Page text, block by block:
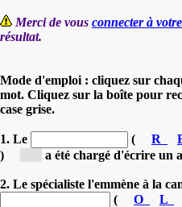
Merci de vous connecter à
résultat.
Mode d'emploi : cliquez sur
mot. Cliquez sur la boîte pour
case grise.
1. Le ( R
)
a été chargé d'écrire un
2. Le spécialiste l'emmène à la
(
O L